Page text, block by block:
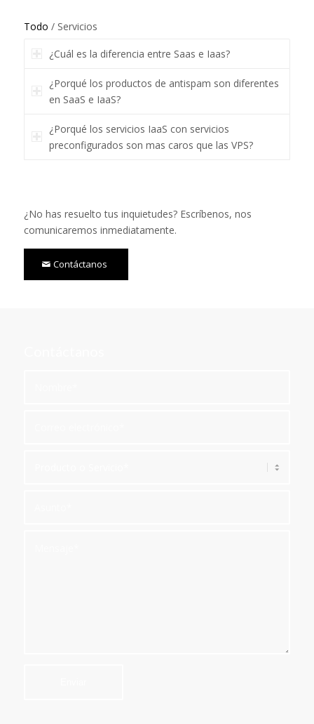
Todo / Servicios
¿Cuál es la diferencia entre Saas e Iaas?
¿Porqué los productos de antispam son diferentes
en SaaS e IaaS?
¿Porqué los servicios IaaS con servicios
preconfigurados son mas caros que las VPS?
¿No has resuelto tus inquietudes? Escríbenos, nos
comunicaremos inmediatamente.
Contáctanos